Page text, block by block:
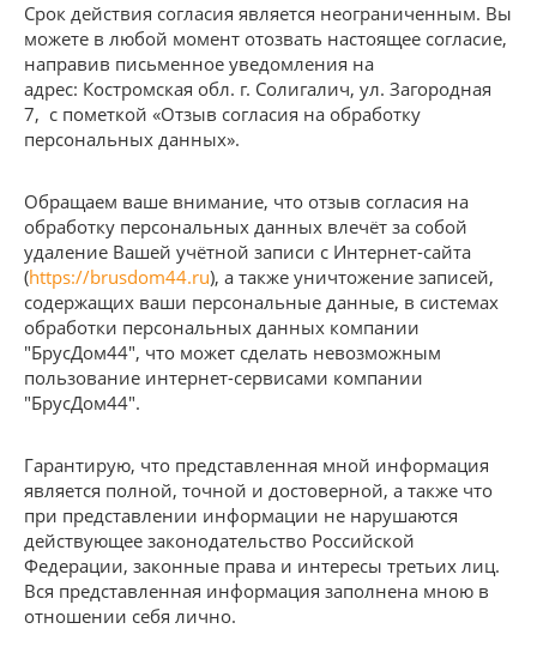
Срок действия согласия является неограниченным. Вы
можете в любой момент отозвать настоящее согласие,
направив письменное уведомления на
адрес: Костромская обл. г. Солигалич, ул. Загородная
7, с пометкой «Отзыв согласия на обработку
персональных данных».
Обращаем ваше внимание, что отзыв согласия на
обработку персональных данных влечёт за собой
удаление Вашей учётной записи с Интернет-сайта
(https://brusdom44.ru), а также уничтожение записей,
содержащих ваши персональные данные, в системах
обработки персональных данных компании
"БрусДом44", что может сделать невозможным
пользование интернет-сервисами компании
"БрусДом44".
Гарантирую, что представленная мной информация
является полной, точной и достоверной, а также что
при представлении информации не нарушаются
действующее законодательство Российской
Федерации, законные права и интересы третьих лиц.
Вся представленная информация заполнена мною в
отношении себя лично.